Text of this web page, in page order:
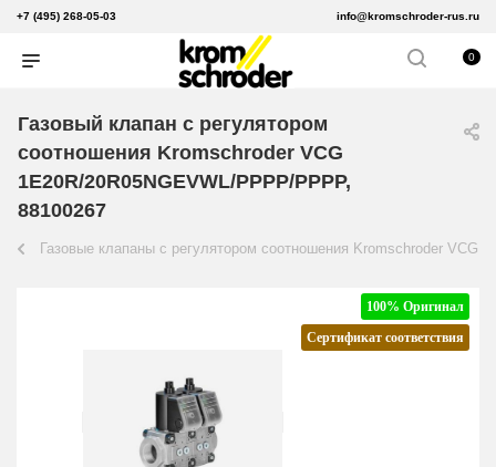
+7 (495) 268-05-03 info@kromschroder-rus.ru
0
Газовый клапан с регулятором
соотношения Kromschroder VCG
1E20R/20R05NGEVWL/PPPP/PPPP,
88100267
Газовые клапаны с регулятором соотношения Kromschroder VCG
100% Оригинал
Сертификат соответствия